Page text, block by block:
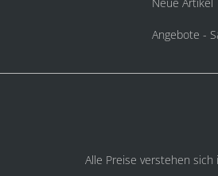
Angebote -
Alle Preise verstehen